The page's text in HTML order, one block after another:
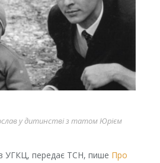
у дитинстві з татом Юрієм
УГКЦ, передає ТСН, пише Про